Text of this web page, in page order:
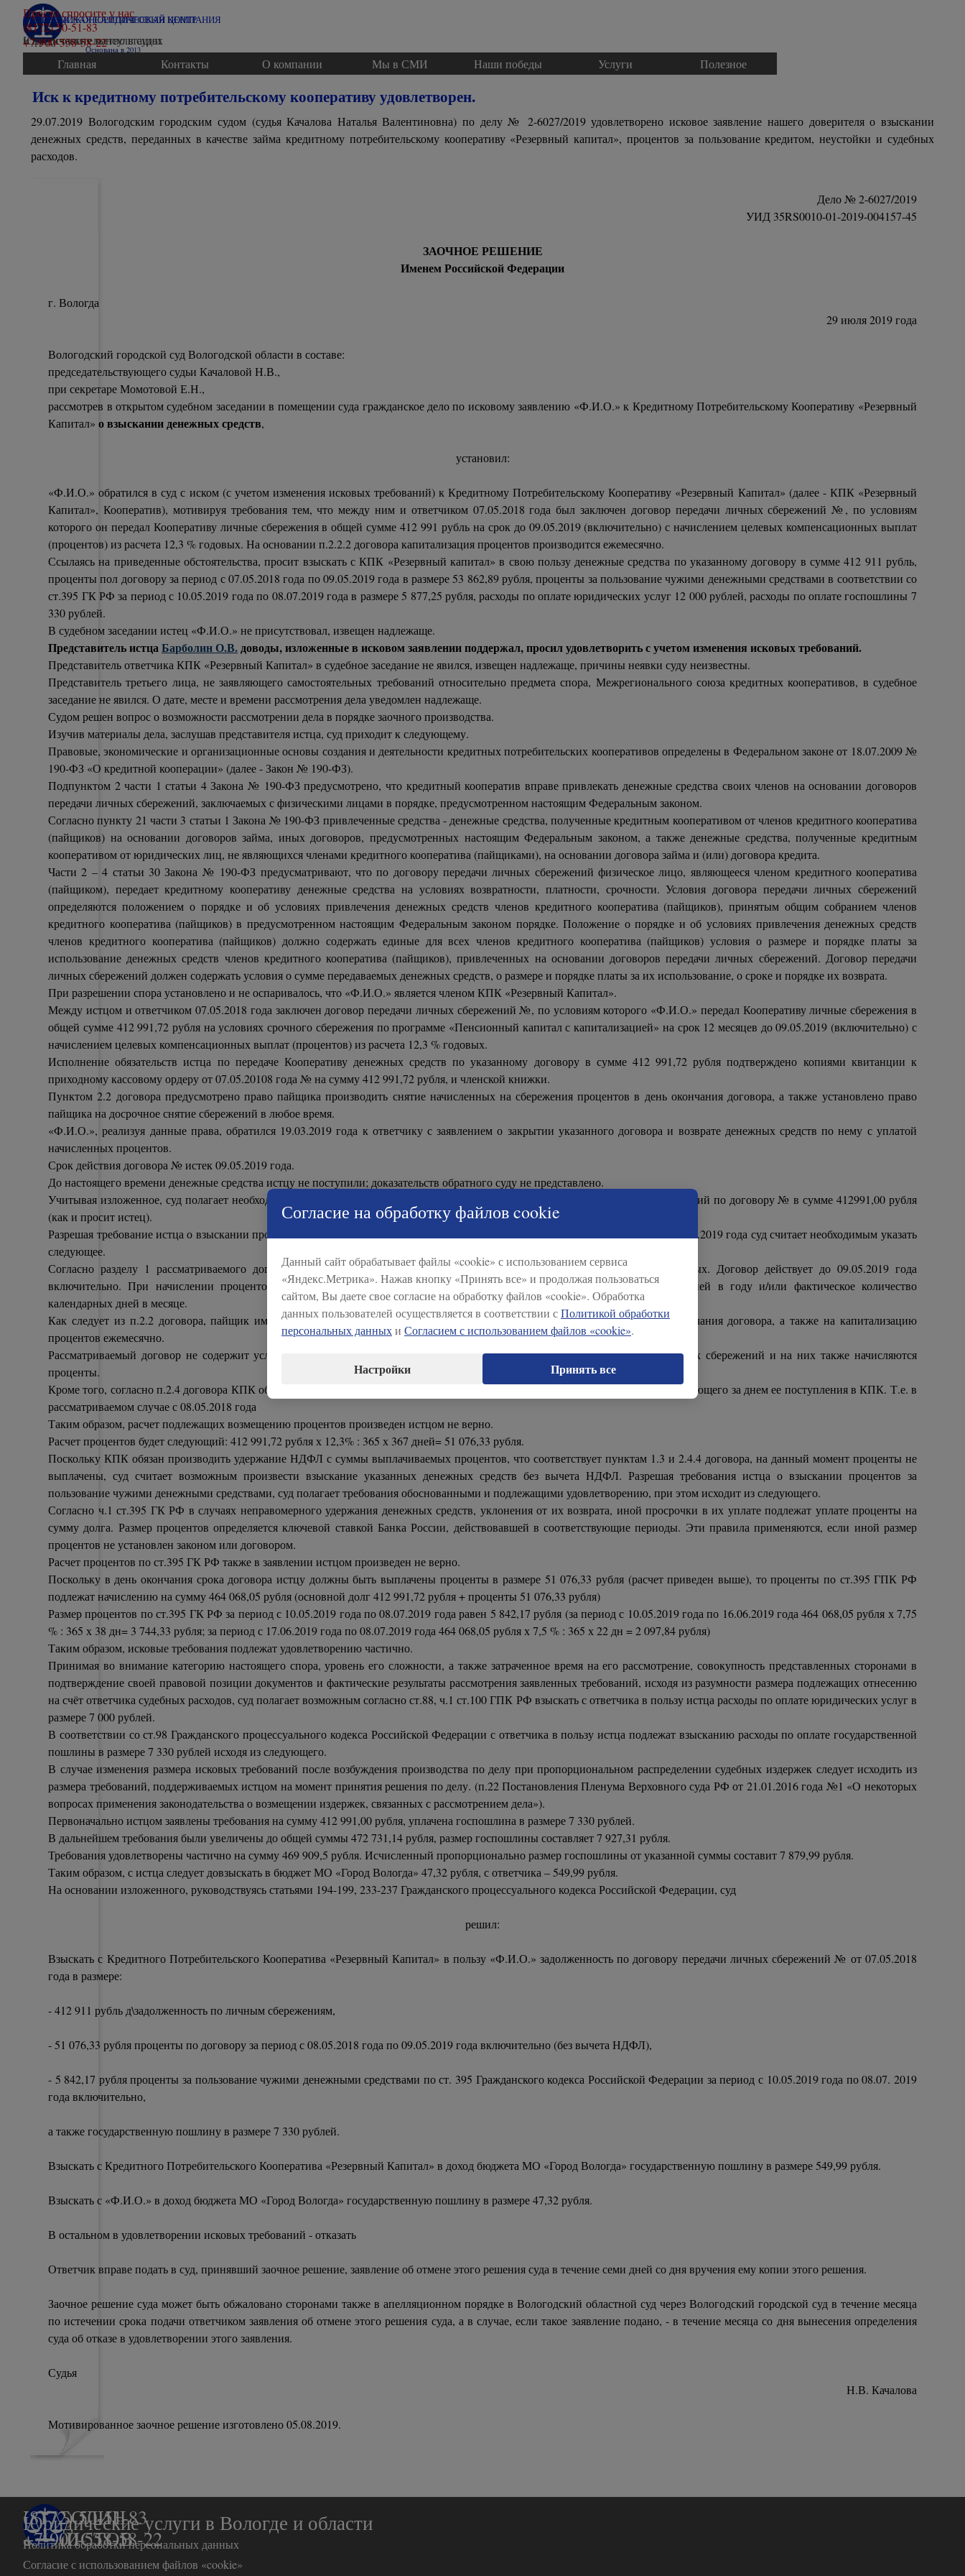
Согласие на обработку файлов cookie
Данный сайт обрабатывает файлы «cookie» с использованием сервиса
«Яндекс.Метрика». Нажав кнопку «Принять все» и продолжая пользоваться
сайтом, Вы даете свое согласие на обработку файлов «cookie». Обработка
данных пользователей осуществляется в соответствии сПолитикой обработки
персональных данныхи Согласием с использованием файлов «cookie».
Настройки Принять все
Перейти к контенту
ВОЛОГОДСКАЯ ЮРИДИЧЕСКАЯ КОМПАНИЯ
СЕВЕРНЫЙ КОНСАЛТИНГОВЫЙ ЦЕНТР
Юридические консультации
и представительство в судах
Просто спросите у нас
(8172) 50-51-83
+7-900-558-58-22Основана в 2013
Пропустить меню
Главная Контакты О компании ▼
Мы в СМИ Наши победы ▼
Услуги ▼
Полезное
Иск к кредитному потребительскому кооперативу удовлетворен.
29.07.2019 Вологодским городским судом (судья Качалова Наталья Валентиновна) по делу № 2-6027/2019 удовлетворено исковое заявление нашего доверителя о взыскании
денежных средств, переданных в качестве займа кредитному потребительскому кооперативу «Резервный капитал», процентов за пользование кредитом, неустойки и судебных
расходов.
Дело № 2-6027/2019
УИД 35RS0010-01-2019-004157-45
ЗАОЧНОЕ РЕШЕНИЕ
Именем Российской Федерации
г. Вологда
29 июля 2019 года
Вологодский городской суд Вологодской области в составе:
председательствующего судьи Качаловой Н.В.,
при секретаре Момотовой Е.Н.,
рассмотрев в открытом судебном заседании в помещении суда гражданское дело по исковому заявлению «Ф.И.О.» к Кредитному Потребительскому Кооперативу «Резервный
Капитал»о взыскании денежных средств,
установил:
«Ф.И.О.» обратился в суд с иском (с учетом изменения исковых требований) к Кредитному Потребительскому Кооперативу «Резервный Капитал» (далее - КПК «Резервный
Капитал», Кооператив), мотивируя требования тем, что между ним и ответчиком 07.05.2018 года был заключен договор передачи личных сбережений №, по условиям
которого он передал Кооперативу личные сбережения в общей сумме 412 991 рубль на срок до 09.05.2019 (включительно) с начислением целевых компенсационных выплат
(процентов) из расчета 12,3 % годовых. На основании п.2.2.2 договора капитализация процентов производится ежемесячно.
Ссылаясь на приведенные обстоятельства, просит взыскать с КПК «Резервный капитал» в свою пользу денежные средства по указанному договору в сумме 412 911 рубль,
проценты пол договору за период с 07.05.2018 года по 09.05.2019 года в размере 53 862,89 рубля, проценты за пользование чужими денежными средствами в соответствии со
ст.395 ГК РФ за период с 10.05.2019 года по 08.07.2019 года в размере 5 877,25 рубля, расходы по оплате юридических услуг 12 000 рублей, расходы по оплате госпошлины 7
330 рублей.
В судебном заседании истец «Ф.И.О.» не присутствовал, извещен надлежаще.
Представитель истцаБарболин О.В.доводы, изложенные в исковом заявлении поддержал, просил удовлетворить с учетом изменения исковых требований.
Представитель ответчика КПК «Резервный Капитал» в судебное заседание не явился, извещен надлежаще, причины неявки суду неизвестны.
Представитель третьего лица, не заявляющего самостоятельных требований относительно предмета спора, Межрегионального союза кредитных кооперативов, в судебное
заседание не явился. О дате, месте и времени рассмотрения дела уведомлен надлежаще.
Судом решен вопрос о возможности рассмотрении дела в порядке заочного производства.
Изучив материалы дела, заслушав представителя истца, суд приходит к следующему.
Правовые, экономические и организационные основы создания и деятельности кредитных потребительских кооперативов определены в Федеральном законе от 18.07.2009 №
190-ФЗ «О кредитной кооперации» (далее - Закон № 190-ФЗ).
Подпунктом 2 части 1 статьи 4 Закона № 190-ФЗ предусмотрено, что кредитный кооператив вправе привлекать денежные средства своих членов на основании договоров
передачи личных сбережений, заключаемых с физическими лицами в порядке, предусмотренном настоящим Федеральным законом.
Согласно пункту 21 части 3 статьи 1 Закона № 190-ФЗ привлеченные средства - денежные средства, полученные кредитным кооперативом от членов кредитного кооператива
(пайщиков) на основании договоров займа, иных договоров, предусмотренных настоящим Федеральным законом, а также денежные средства, полученные кредитным
кооперативом от юридических лиц, не являющихся членами кредитного кооператива (пайщиками), на основании договора займа и (или) договора кредита.
Части 2 – 4 статьи 30 Закона № 190-ФЗ предусматривают, что по договору передачи личных сбережений физическое лицо, являющееся членом кредитного кооператива
(пайщиком), передает кредитному кооперативу денежные средства на условиях возвратности, платности, срочности. Условия договора передачи личных сбережений
определяются положением о порядке и об условиях привлечения денежных средств членов кредитного кооператива (пайщиков), принятым общим собранием членов
кредитного кооператива (пайщиков) в предусмотренном настоящим Федеральным законом порядке. Положение о порядке и об условиях привлечения денежных средств
членов кредитного кооператива (пайщиков) должно содержать единые для всех членов кредитного кооператива (пайщиков) условия о размере и порядке платы за
использование денежных средств членов кредитного кооператива (пайщиков), привлеченных на основании договоров передачи личных сбережений. Договор передачи
личных сбережений должен содержать условия о сумме передаваемых денежных средств, о размере и порядке платы за их использование, о сроке и порядке их возврата.
При разрешении спора установлено и не оспаривалось, что «Ф.И.О.» является членом КПК «Резервный Капитал».
Между истцом и ответчиком 07.05.2018 года заключен договор передачи личных сбережений №, по условиям которого «Ф.И.О.» передал Кооперативу личные сбережения в
общей сумме 412 991,72 рубля на условиях срочного сбережения по программе «Пенсионный капитал с капитализацией» на срок 12 месяцев до 09.05.2019 (включительно) с
начислением целевых компенсационных выплат (процентов) из расчета 12,3 % годовых.
Исполнение обязательств истца по передаче Кооперативу денежных средств по указанному договору в сумме 412 991,72 рубля подтверждено копиями квитанции к
приходному кассовому ордеру от 07.05.20108 года № на сумму 412 991,72 рубля, и членской книжки.
Пунктом 2.2 договора предусмотрено право пайщика производить снятие начисленных на сбережения процентов в день окончания договора, а также установлено право
пайщика на досрочное снятие сбережений в любое время.
«Ф.И.О.», реализуя данные права, обратился 19.03.2019 года к ответчику с заявлением о закрытии указанного договора и возврате денежных средств по нему с уплатой
начисленных процентов.
Срок действия договора № истек 09.05.2019 года.
До настоящего времени денежные средства истцу не поступили; доказательств обратного суду не представлено.
Учитывая изложенное, суд полагает необходимым удовлетворить исковые требования о взыскании с ответчика личных сбережений по договору № в сумме 412991,00 рубля
(как и просит истец).
Разрешая требование истца о взыскании процентов на основании пунктов 1.2, 2.2.2 договора за период с 07.05.2018 года по 02.05.2019 года суд считает необходимым указать
следующее.
Согласно разделу 1 рассматриваемого договора, проценты начисляются из расчета установленной ставки – 12,3 % годовых. Договор действует до 09.05.2019 года
включительно. При начислении процентов по личным сбережениям принимается фактическое количество календарных дней в году и/или фактическое количество
календарных дней в месяце.
Как следует из п.2.2 договора, пайщик имеет право производить снятие начисленных на сбережения процентов в день окончания договора, а также на капитализацию
процентов ежемесячно.
Рассматриваемый договор не содержит условия о том, что начисляемые ежемесячно проценты причисляются к сумме личных сбережений и на них также начисляются
проценты.
Кроме того, согласно п.2.4 договора КПК обязан осуществлять начисление процентов на сумму личных сбережений со дня, следующего за днем ее поступления в КПК. Т.е. в
рассматриваемом случае с 08.05.2018 года
Таким образом, расчет подлежащих возмещению процентов произведен истцом не верно.
Расчет процентов будет следующий: 412 991,72 рубля х 12,3% : 365 х 367 дней= 51 076,33 рубля.
Поскольку КПК обязан производить удержание НДФЛ с суммы выплачиваемых процентов, что соответствует пунктам 1.3 и 2.4.4 договора, на данный момент проценты не
выплачены, суд считает возможным произвести взыскание указанных денежных средств без вычета НДФЛ. Разрешая требования истца о взыскании процентов за
пользование чужими денежными средствами, суд полагает требования обоснованными и подлежащими удовлетворению, при этом исходит из следующего.
Согласно ч.1 ст.395 ГК РФ в случаях неправомерного удержания денежных средств, уклонения от их возврата, иной просрочки в их уплате подлежат уплате проценты на
сумму долга. Размер процентов определяется ключевой ставкой Банка России, действовавшей в соответствующие периоды. Эти правила применяются, если иной размер
процентов не установлен законом или договором.
Расчет процентов по ст.395 ГК РФ также в заявлении истцом произведен не верно.
Поскольку в день окончания срока договора истцу должны быть выплачены проценты в размере 51 076,33 рубля (расчет приведен выше), то проценты по ст.395 ГПК РФ
подлежат начислению на сумму 464 068,05 рубля (основной долг 412 991,72 рубля + проценты 51 076,33 рубля)
Размер процентов по ст.395 ГК РФ за период с 10.05.2019 года по 08.07.2019 года равен 5 842,17 рубля (за период с 10.05.2019 года по 16.06.2019 года 464 068,05 рубля х 7,75
% : 365 х 38 дн= 3 744,33 рубля; за период с 17.06.2019 года по 08.07.2019 года 464 068,05 рубля х 7,5 % : 365 х 22 дн = 2 097,84 рубля)
Таким образом, исковые требования подлежат удовлетворению частично.
Принимая во внимание категорию настоящего спора, уровень его сложности, а также затраченное время на его рассмотрение, совокупность представленных сторонами в
подтверждение своей правовой позиции документов и фактические результаты рассмотрения заявленных требований, исходя из разумности размера подлежащих отнесению
на счёт ответчика судебных расходов, суд полагает возможным согласно ст.88, ч.1 ст.100 ГПК РФ взыскать с ответчика в пользу истца расходы по оплате юридических услуг в
размере 7 000 рублей.
В соответствии со ст.98 Гражданского процессуального кодекса Российской Федерации с ответчика в пользу истца подлежат взысканию расходы по оплате государственной
пошлины в размере 7 330 рублей исходя из следующего.
В случае изменения размера исковых требований после возбуждения производства по делу при пропорциональном распределении судебных издержек следует исходить из
размера требований, поддерживаемых истцом на момент принятия решения по делу. (п.22 Постановления Пленума Верховного суда РФ от 21.01.2016 года №1 «О некоторых
вопросах применения законодательства о возмещении издержек, связанных с рассмотрением дела»).
Первоначально истцом заявлены требования на сумму 412 991,00 рубля, уплачена госпошлина в размере 7 330 рублей.
В дальнейшем требования были увеличены до общей суммы 472 731,14 рубля, размер госпошлины составляет 7 927,31 рубля.
Требования удовлетворены частично на сумму 469 909,5 рубля. Исчисленный пропорционально размер госпошлины от указанной суммы составит 7 879,99 рубля.
Таким образом, с истца следует довзыскать в бюджет МО «Город Вологда» 47,32 рубля, с ответчика – 549,99 рубля.
На основании изложенного, руководствуясь статьями 194-199, 233-237 Гражданского процессуального кодекса Российской Федерации, суд
решил:
Взыскать с Кредитного Потребительского Кооператива «Резервный Капитал» в пользу «Ф.И.О.» задолженность по договору передачи личных сбережений № от 07.05.2018
года в размере:
- 412 911 рубль д\задолженность по личным сбережениям,
- 51 076,33 рубля проценты по договору за период с 08.05.2018 года по 09.05.2019 года включительно (без вычета НДФЛ),
- 5 842,17 рубля проценты за пользование чужими денежными средствами по ст. 395 Гражданского кодекса Российской Федерации за период с 10.05.2019 года по 08.07. 2019
года включительно,
а также государственную пошлину в размере 7 330 рублей.
Взыскать с Кредитного Потребительского Кооператива «Резервный Капитал» в доход бюджета МО «Город Вологда» государственную пошлину в размере 549,99 рубля.
Взыскать с «Ф.И.О.» в доход бюджета МО «Город Вологда» государственную пошлину в размере 47,32 рубля.
В остальном в удовлетворении исковых требований - отказать
Ответчик вправе подать в суд, принявший заочное решение, заявление об отмене этого решения суда в течение семи дней со дня вручения ему копии этого решения.
Заочное решение суда может быть обжаловано сторонами также в апелляционном порядке в Вологодский областной суд через Вологодский городской суд в течение месяца
по истечении срока подачи ответчиком заявления об отмене этого решения суда, а в случае, если такое заявление подано, - в течение месяца со дня вынесения определения
суда об отказе в удовлетворении этого заявления.
Судья
Н.В. Качалова
Мотивированное заочное решение изготовлено 05.08.2019.
БАРБОЛИН
&   ЧИСТОВ
(8172) 50-51-83
+7-900-558-58-22
Юридические услуги в Вологде и области
Политика обработки персональных данных
Согласие с использованием файлов «cookie»